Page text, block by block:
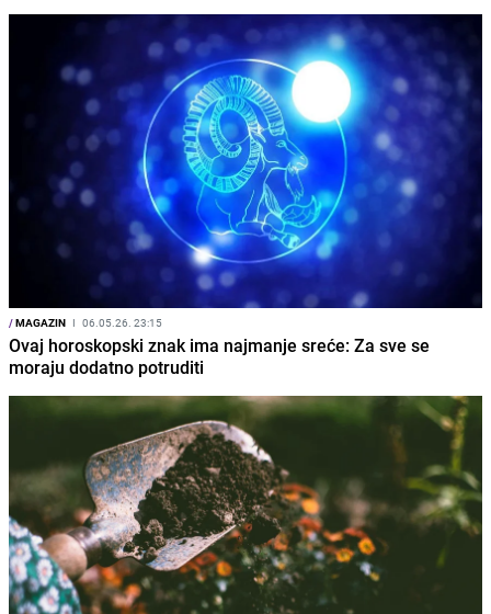
/MAGAZIN I 06.05.26. 23:15
Ovaj horoskopski znak ima najmanje sreće: Za sve se
moraju dodatno potruditi